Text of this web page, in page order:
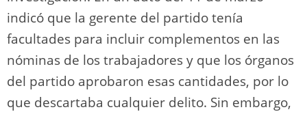
indicó que la gerente del partido tenía
facultades para incluir complementos en las
nóminas de los trabajadores y que los órganos
del partido aprobaron esas cantidades, por lo
que descartaba cualquier delito. Sin embargo,